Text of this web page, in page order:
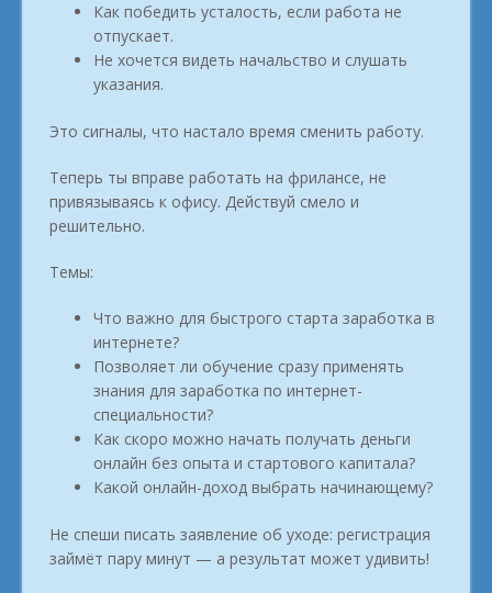
Как победить усталость, если работа не
отпускает.
Не хочется видеть начальство и слушать
указания.
Это сигналы, что настало время сменить работу.
Теперь ты вправе работать на фрилансе, не
привязываясь к офису. Действуй смело и
решительно.
Темы:
Что важно для быстрого старта заработка в
интернете?
Позволяет ли обучение сразу применять
знания для заработка по интернет-
специальности?
Как скоро можно начать получать деньги
онлайн без опыта и стартового капитала?
Какой онлайн-доход выбрать начинающему?
Не спеши писать заявление об уходе: регистрация
займёт пару минут — а результат может удивить!